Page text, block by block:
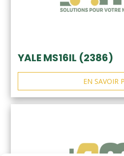
YALE MS16IL (2386)
EN SAVOIR